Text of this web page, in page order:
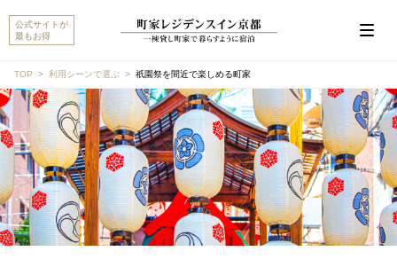
公式サイトが
最もお得
TOP 利用シーンで選ぶ 祇園祭を間近で楽しめる町家
こんにちは。MACHIYA INNS & HOTELSのマチヤAIで
す。宿をお探しですか？それとも宿や予約についてご
質問がありますか？
町家宿を探す 予約に関するご質問